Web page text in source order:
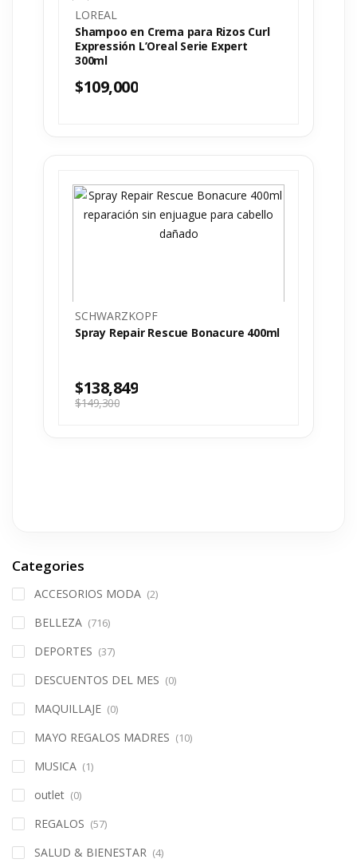
LOREAL
Shampoo en Crema para Rizos Curl
Expressión L’Oreal Serie Expert
300ml
$109,000
SCHWARZKOPF
Spray Repair Rescue Bonacure 400ml
$149,300
$138,849
Categories
ACCESORIOS MODA (2)
BELLEZA (716)
DEPORTES (37)
DESCUENTOS DEL MES (0)
MAQUILLAJE (0)
MAYO REGALOS MADRES (10)
MUSICA (1)
outlet (0)
REGALOS (57)
SALUD & BIENESTAR (4)